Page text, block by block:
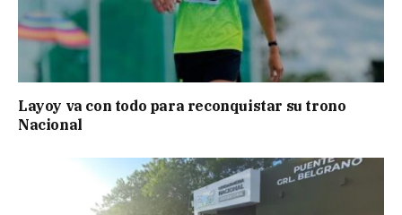
Layoy va con todo para reconquistar su trono
Nacional